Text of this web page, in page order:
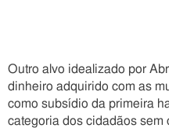
Outro alvo idealizado por
dinheiro adquirido com as
como subsídio da primeira
categoria dos cidadãos sem